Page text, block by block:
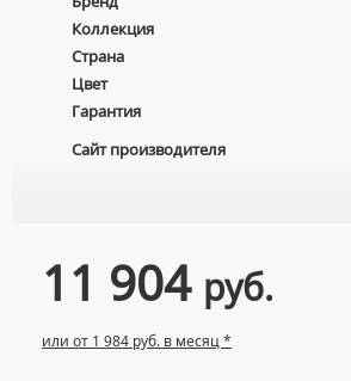
Коллекция
Страна
Цвет
Гарантия
Сайт производителя
11 904 руб.
или от 1 984 руб. в месяц *
УМЫВАЛЬНИКИ С ПЬЕДЕСТАЛАМИ
ПЬЕДЕСТАЛЫ ДЛЯ УМЫВАЛЬНИКОВ
ПОЛУПЬЕДЕСТАЛЫ ДЛЯ УМЫВАЛЬНИКОВ
КОМПЛЕКТУЮЩИЕ ДЛЯ УНИТАЗОВ